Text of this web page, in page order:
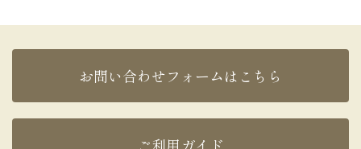
お問い合わせフォームはこちら